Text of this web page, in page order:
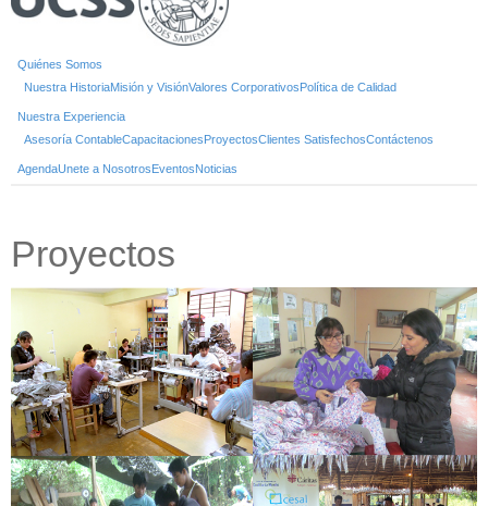
Quiénes Somos
Nuestra HistoriaMisión y VisiónValores CorporativosPolítica de Calidad
Nuestra Experiencia
Asesoría ContableCapacitacionesProyectosClientes SatisfechosContáctenos
AgendaUnete a NosotrosEventosNoticias
Proyectos